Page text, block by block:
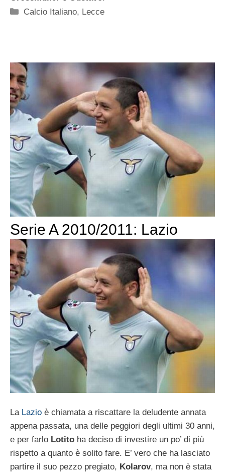
Categorie
Calcio Italiano, Lecce
Serie A 2010/2011: Lazio
La Lazio è chiamata a riscattare la deludente annata
appena passata, una delle peggiori degli ultimi 30 anni,
e per farlo Lotito ha deciso di investire un po’ di più
rispetto a quanto è solito fare. E’ vero che ha lasciato
partire il suo pezzo pregiato, Kolarov, ma non è stata